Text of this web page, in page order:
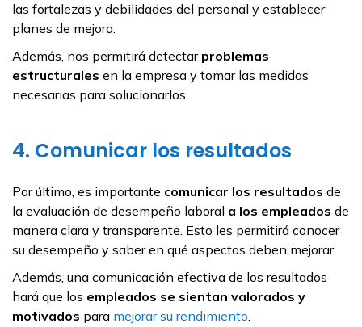
las fortalezas y debilidades del personal y establecer
planes de mejora.
Además, nos permitirá detectar problemas
estructurales en la empresa y tomar las medidas
necesarias para solucionarlos.
4. Comunicar los resultados
Por último, es importante comunicar los resultados de
la evaluación de desempeño laboral a los empleados de
manera clara y transparente. Esto les permitirá conocer
su desempeño y saber en qué aspectos deben mejorar.
Además, una comunicación efectiva de los resultados
hará que los empleados se sientan valorados y
motivados para mejorar su rendimiento.